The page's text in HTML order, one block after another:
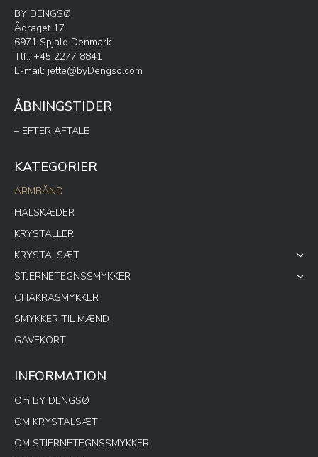
BY DENGSØ
Ådraget 17
6971 Spjald Denmark
Tlf.: +45 2277 8841
E-mail: jette@byDengso.com
ÅBNINGSTIDER
– EFTER AFTALE
KATEGORIER
ARMBÅND
HALSKÆDER
KRYSTALLER
KRYSTALSÆT
STJERNETEGNSSMYKKER
CHAKRASMYKKER
SMYKKER TIL MÆND
GAVEKORT
INFORMATION
Om BY DENGSØ
OM KRYSTALSÆT
OM STJERNETEGNSSMYKKER